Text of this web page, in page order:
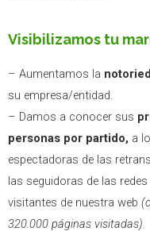
Visibilizamos tu
– Aumentamos la
su empresa/entidad.
– Damos a conocer sus
personas por partido, a
espectadoras de las
las seguidoras de las
visitantes de nuestra web
320.000 páginas visitadas).